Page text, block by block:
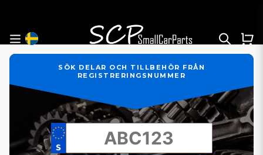
SÖK DELAR OCH TILLBEHÖR FRÅN
REGISTRERINGSNUMMER